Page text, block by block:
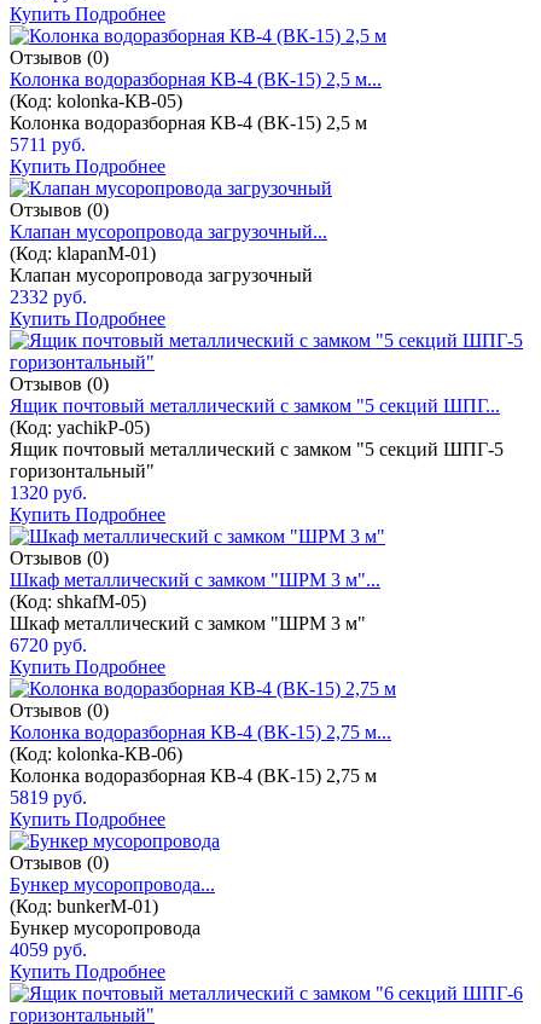
Купить Подробнее
Отзывов (0)
Колонка водоразборная КВ-4 (ВК-15) 2,5 м...
(Код: kolonka-КВ-05)
Колонка водоразборная КВ-4 (ВК-15) 2,5 м
5711 руб.
Купить Подробнее
Отзывов (0)
Клапан мусоропровода загрузочный...
(Код: klapanM-01)
Клапан мусоропровода загрузочный
2332 руб.
Купить Подробнее
Отзывов (0)
Ящик почтовый металлический с замком "5 секций ШПГ...
(Код: yachikP-05)
Ящик почтовый металлический с замком "5 секций ШПГ-5
горизонтальный"
1320 руб.
Купить Подробнее
Отзывов (0)
Шкаф металлический с замком "ШРМ 3 м"...
(Код: shkafM-05)
Шкаф металлический с замком "ШРМ 3 м"
6720 руб.
Купить Подробнее
Отзывов (0)
Колонка водоразборная КВ-4 (ВК-15) 2,75 м...
(Код: kolonka-КВ-06)
Колонка водоразборная КВ-4 (ВК-15) 2,75 м
5819 руб.
Купить Подробнее
Отзывов (0)
Бункер мусоропровода...
(Код: bunkerM-01)
Бункер мусоропровода
4059 руб.
Купить Подробнее